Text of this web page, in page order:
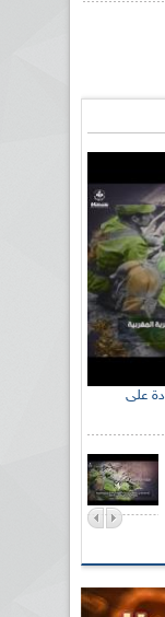
لبسط السيادة على